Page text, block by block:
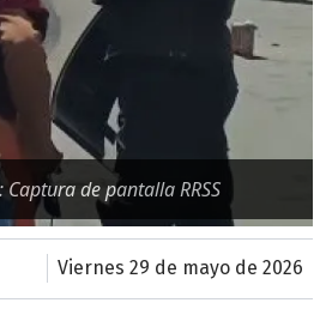
de pantalla RRSS
viernes 29 de mayo de 2026